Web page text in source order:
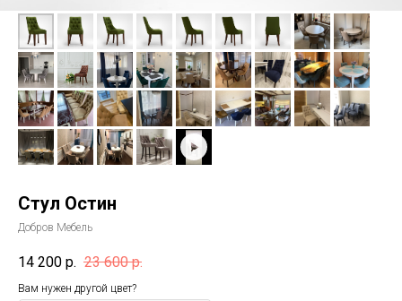
Стул Остин
Добров Мебель
14 200 р. 23 600 р.
Вам нужен другой цвет?